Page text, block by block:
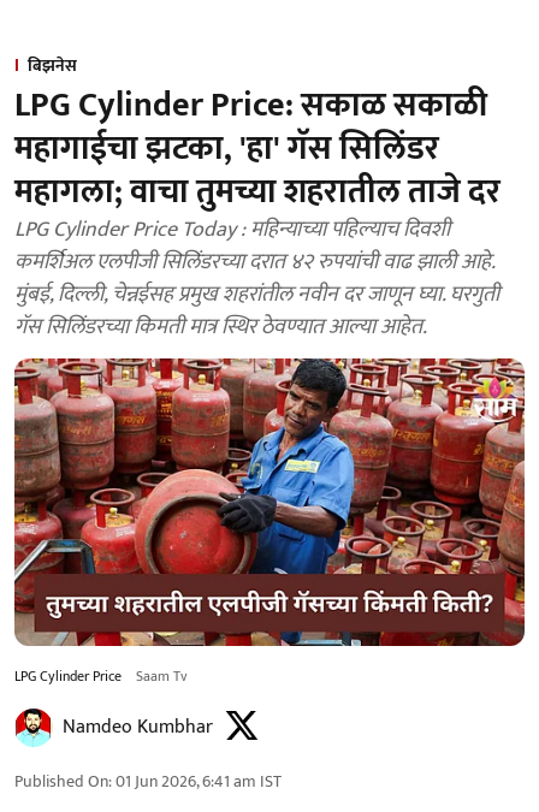
बिझनेस
LPG Cylinder Price: सकाळ सकाळी
महागाईचा झटका, 'हा' गॅस सिलिंडर
महागला; वाचा तुमच्या शहरातील ताजे दर
LPG Cylinder Price Today : महिन्याच्या पहिल्याच दिवशी
कमर्शिअल एलपीजी सिलिंडरच्या दरात ४२ रुपयांची वाढ झाली आहे.
मुंबई, दिल्ली, चेन्नईसह प्रमुख शहरांतील नवीन दर जाणून घ्या. घरगुती
गॅस सिलिंडरच्या किमती मात्र स्थिर ठेवण्यात आल्या आहेत.
LPG Cylinder Price Saam Tv
Namdeo Kumbhar
Published On:01 Jun 2026, 6:41 am IST